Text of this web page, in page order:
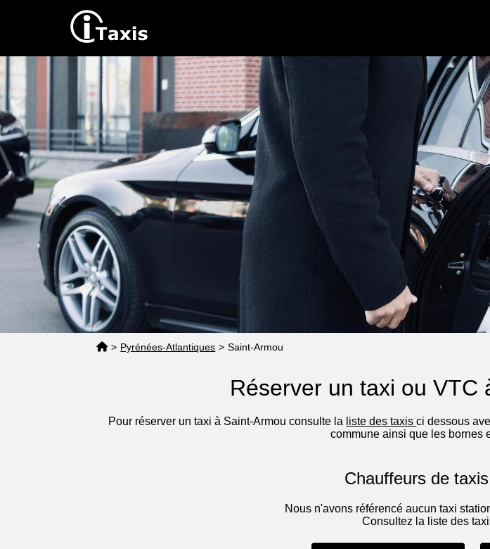
> Pyrénées-Atlantiques > Saint-Armou
Réserver un taxi ou VTC
Pour réserver un taxi à Saint-Armou consulte la liste des taxisci dessous
commune ainsi que les bornes
Chauffeurs de
Nous n'avons référencé aucun taxi
Consultez la liste des